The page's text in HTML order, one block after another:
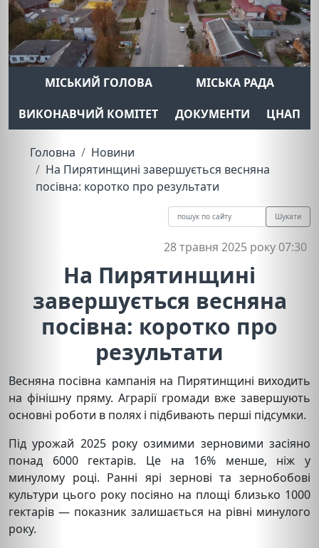
МІСЬКИЙ ГОЛОВА
МІСЬКА РАДА
ВИКОНАВЧИЙ КОМІТЕТ
ДОКУМЕНТИ ЦНАП
Головна
Новини
На Пирятинщині завершується весняна
посівна: коротко про результати
Шукати
28 травня 2025 року 07:30
На Пирятинщині
завершується весняна
посівна: коротко про
результати
Весняна посівна кампанія на Пирятинщині виходить
на фінішну пряму. Аграрії громади вже завершують
основні роботи в полях і підбивають перші підсумки.
Під урожай 2025 року озимими зерновими засіяно
понад 6000 гектарів. Це на 16% менше, ніж у
минулому році. Ранні ярі зернові та зернобобові
культури цього року посіяно на площі близько 1000
гектарів — показник залишається на рівні минулого
року.